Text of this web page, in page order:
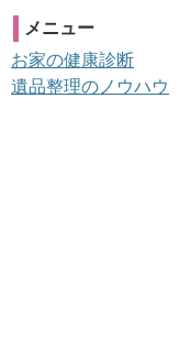
メニュー
お家の健康診断
遺品整理のノウハウ